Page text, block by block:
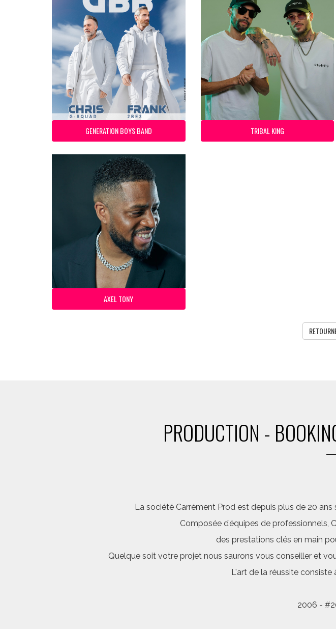
GENERATION BOYS BAND TRIBAL KING
AXEL TONY
PRODUCTION -
La société Carrément Prod est depuis plus de 20
Composée d’équipes de professionnels,
des prestations clés en main
Quelque soit votre projet nous saurons vous conseiller et
L'art de la réussite consiste
2006 -